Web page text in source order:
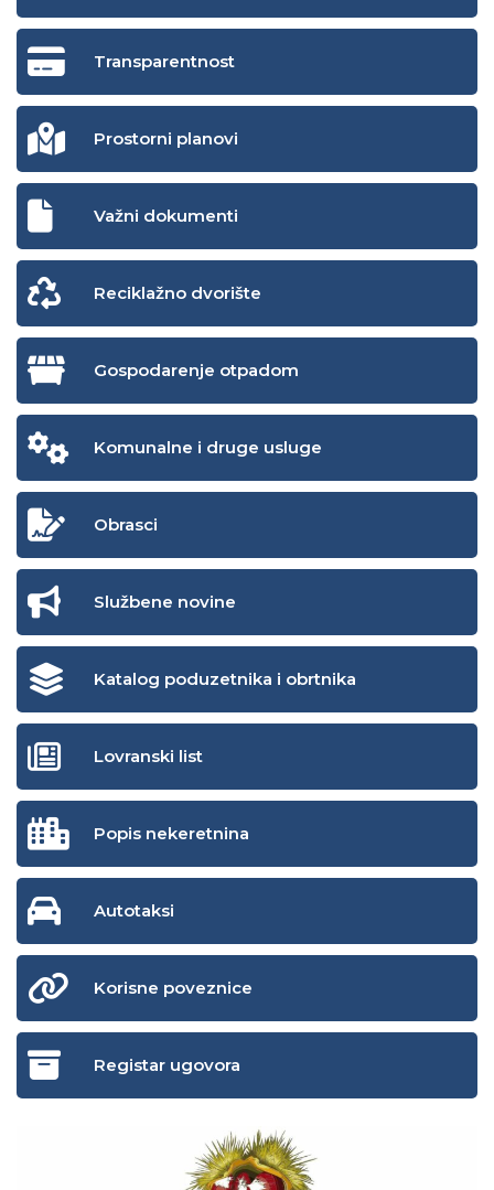
Transparentnost
Prostorni planovi
Važni dokumenti
Reciklažno dvorište
Gospodarenje otpadom
Komunalne i druge usluge
Obrasci
Službene novine
Katalog poduzetnika i obrtnika
Lovranski list
Popis nekeretnina
Autotaksi
Korisne poveznice
Registar ugovora